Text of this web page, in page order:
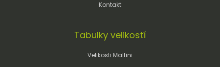
Kontakt
Tabulky velikostí
Velikosti Malfini